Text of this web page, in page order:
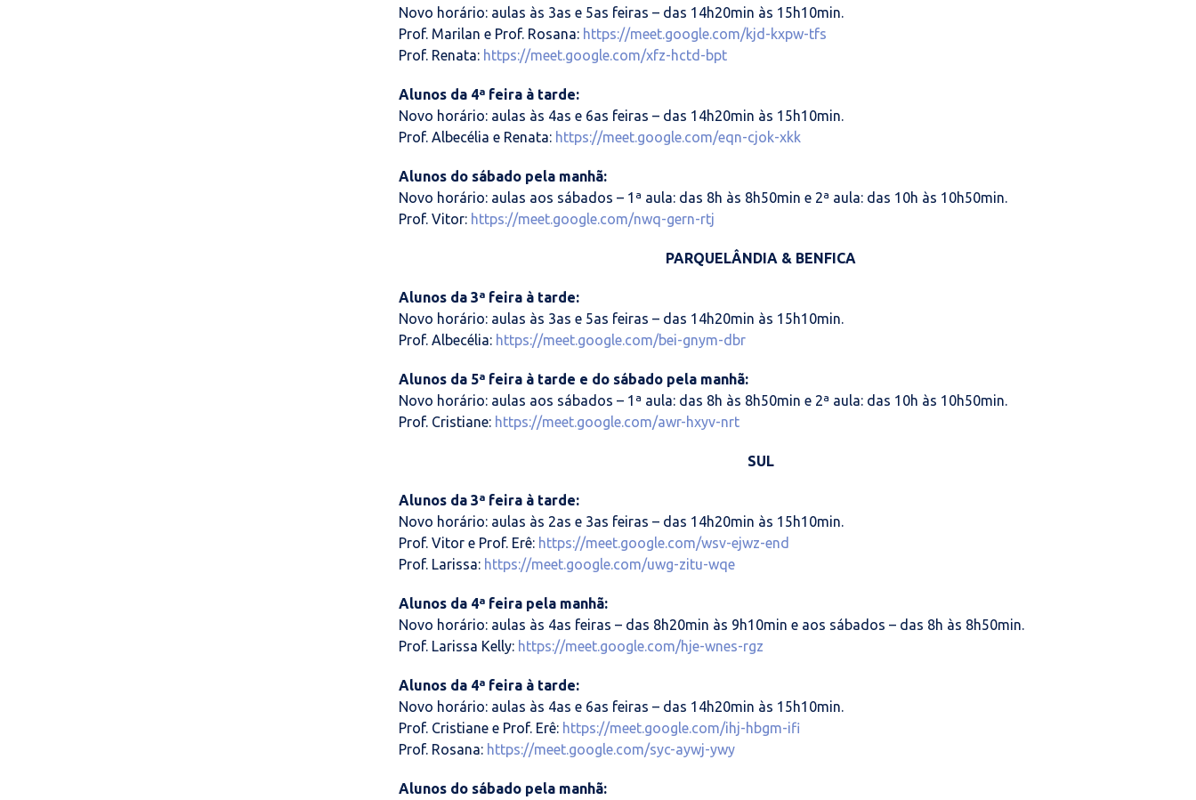
Novo horário: aulas às 3as e 5as feiras – das 14h20min às 15h10min.
Prof. Marilan e Prof. Rosana: https://meet.google.com/kjd-kxpw-tfs
Prof. Renata: https://meet.google.com/xfz-hctd-bpt
Alunos da 4ª feira à tarde:
Novo horário: aulas às 4as e 6as feiras – das 14h20min às 15h10min.
Prof. Albecélia e Renata: https://meet.google.com/eqn-cjok-xkk
Alunos do sábado pela manhã:
Novo horário: aulas aos sábados – 1ª aula: das 8h às 8h50min e 2ª aula: das 10h às 10h50min.
Prof. Vitor: https://meet.google.com/nwq-gern-rtj
PARQUELÂNDIA & BENFICA
Alunos da 3ª feira à tarde:
Novo horário: aulas às 3as e 5as feiras – das 14h20min às 15h10min.
Prof. Albecélia: https://meet.google.com/bei-gnym-dbr
Alunos da 5ª feira à tarde e do sábado pela manhã:
Novo horário: aulas aos sábados – 1ª aula: das 8h às 8h50min e 2ª aula: das 10h às 10h50min.
Prof. Cristiane: https://meet.google.com/awr-hxyv-nrt
SUL
Alunos da 3ª feira à tarde:
Novo horário: aulas às 2as e 3as feiras – das 14h20min às 15h10min.
Prof. Vitor e Prof. Erê: https://meet.google.com/wsv-ejwz-end
Prof. Larissa: https://meet.google.com/uwg-zitu-wqe
Alunos da 4ª feira pela manhã:
Novo horário: aulas às 4as feiras – das 8h20min às 9h10min e aos sábados – das 8h às 8h50min.
Prof. Larissa Kelly: https://meet.google.com/hje-wnes-rgz
Alunos da 4ª feira à tarde:
Novo horário: aulas às 4as e 6as feiras – das 14h20min às 15h10min.
Prof. Cristiane e Prof. Erê: https://meet.google.com/ihj-hbgm-ifi
Prof. Rosana: https://meet.google.com/syc-aywj-ywy
Alunos do sábado pela manhã: